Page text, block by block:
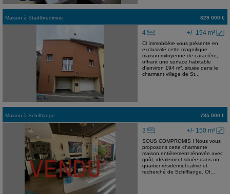
Maison à Stadtbredimus 829 000 €
+/- 194 m²
4
Cl Immobilière vous présente en
exclusivité cette magnifique
maison mitoyenne de caractère,
offrant une surface habitable
d'environ 194 m², située dans le
charmant village de St...
Maison à Schifflange 785 000 €
+/- 150 m²
3
SOUS COMPROMIS ! Nous vous
proposons cette charmante
maison entièrement rénovée avec
goût, idéalement située dans un
quartier résidentiel calme et
recherché de Schifflange. Of...